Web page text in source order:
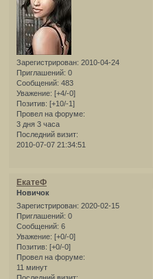
Зарегистрирован: 2010-04-24
Приглашений: 0
Сообщений: 483
Уважение: [+4/-0]
Позитив: [+10/-1]
Провел на форуме:
3 дня 3 часа
Последний визит:
2010-07-07 21:34:51
ЕкатеФ
Новичок
Зарегистрирован: 2020-02-15
Приглашений: 0
Сообщений: 6
Уважение: [+0/-0]
Позитив: [+0/-0]
Провел на форуме:
11 минут